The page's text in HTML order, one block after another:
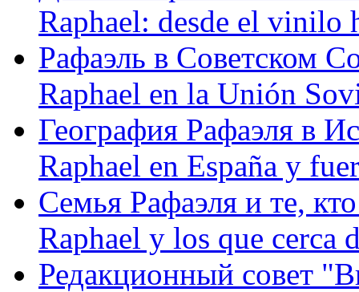
Raphael: desde el vinilo
Рафаэль в Советском
Raphael en la Unión
География Рафаэля в
Raphael en España y
Семья Рафаэля и те,
Raphael y los que cerca
Редакционный совет